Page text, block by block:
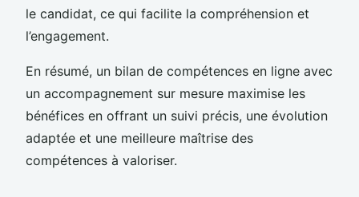
le candidat, ce qui facilite la compréhension et
l’engagement.
En résumé, un bilan de compétences en ligne avec
un accompagnement sur mesure maximise les
bénéfices en offrant un suivi précis, une évolution
adaptée et une meilleure maîtrise des
compétences à valoriser.